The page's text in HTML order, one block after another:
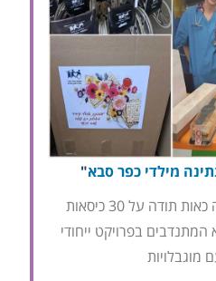
מילדי כפר סבא"
בית החולים הלל יפה במחווה יפה כאות תודה על 30 כיסאות
בפרויקט ייחודי
מוגבלויות